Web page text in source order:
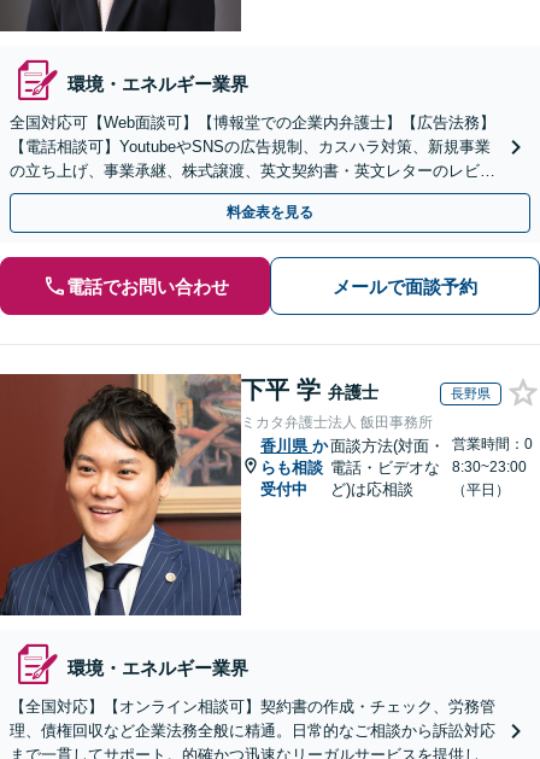
環境・エネルギー業界
全国対応可【Web面談可】【博報堂での企業内弁護士】【広告法務】
【電話相談可】YoutubeやSNSの広告規制、カスハラ対策、新規事業
の立ち上げ、事業承継、株式譲渡、英文契約書・英文レターのレビュ
ー・ドラフトなどに対応。
料金表を見る
電話でお問い合わせ メールで面談予約
下平 学 弁護士 長野県
ミカタ弁護士法人 飯田事務所
香川県 か
らも相談
受付中
面談方法(対面・
電話・ビデオな
ど)は応相談
営業時間：0
8:30~23:00
（平日）
環境・エネルギー業界
【全国対応】【オンライン相談可】契約書の作成・チェック、労務管
理、債権回収など企業法務全般に精通。日常的なご相談から訴訟対応
まで一貫してサポート。的確かつ迅速なリーガルサービスを提供しま